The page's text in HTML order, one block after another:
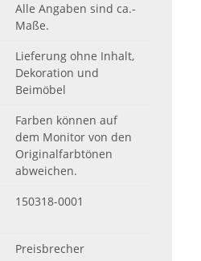
Alle Angaben sind ca.-
Maße.
Lieferung ohne Inhalt,
Dekoration und
Beimöbel
Farben können auf
dem Monitor von den
Originalfarbtönen
abweichen.
150318-0001
Preisbrecher